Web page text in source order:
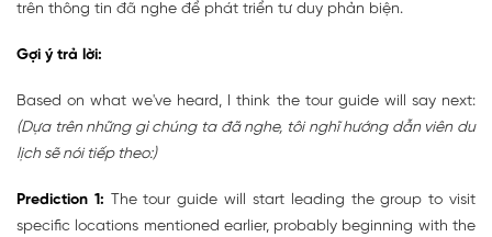
trên thông tin đã nghe để phát triển tư duy phản biện.
Gợi ý trả lời:
Based on what we've heard, I think the tour guide will say next:
(Dựa trên những gì chúng ta đã nghe, tôi nghĩ hướng dẫn viên du
lịch sẽ nói tiếp theo:)
Prediction 1: The tour guide will start leading the group to visit
specific locations mentioned earlier, probably beginning with the